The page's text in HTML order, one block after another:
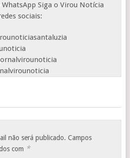
WhatsApp Siga o Virou Notícia
sociais:
não será publicado. Campos
com *